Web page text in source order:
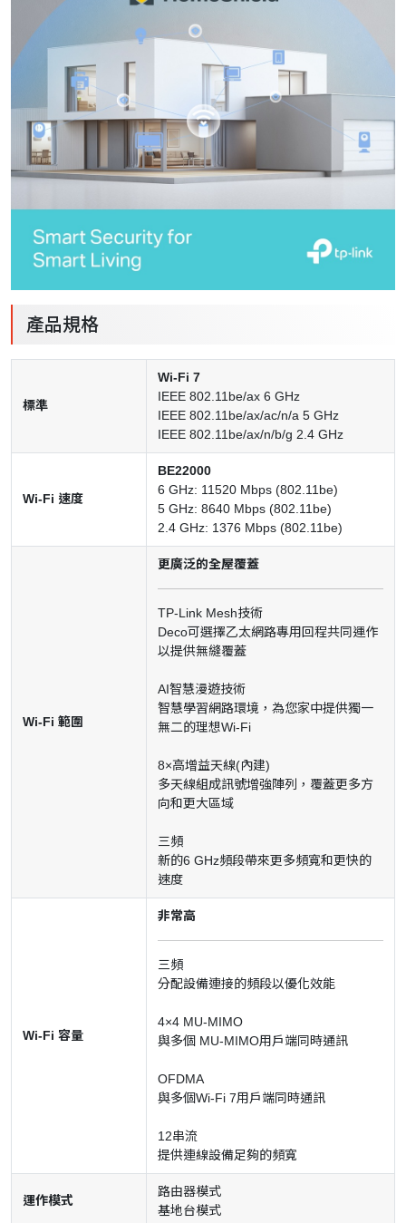
產品規格
標準
Wi-Fi 7
IEEE 802.11be/ax 6 GHz
IEEE 802.11be/ax/ac/n/a 5 GHz
IEEE 802.11be/ax/n/b/g 2.4 GHz
Wi-Fi 速度
BE22000
6 GHz: 11520 Mbps (802.11be)
5 GHz: 8640 Mbps (802.11be)
2.4 GHz: 1376 Mbps (802.11be)
Wi-Fi 範圍
更廣泛的全屋覆蓋
TP-Link Mesh技術
Deco可選擇乙太網路專用回程共同運作
以提供無縫覆蓋
AI智慧漫遊技術
智慧學習網路環境，為您家中提供獨一
無二的理想Wi-Fi
8×高增益天線(內建)
多天線組成訊號增強陣列，覆蓋更多方
向和更大區域
三頻
新的6 GHz頻段帶來更多頻寬和更快的
速度
Wi-Fi 容量
非常高
三頻
分配設備連接的頻段以優化效能
4×4 MU-MIMO
與多個 MU-MIMO用戶端同時通訊
OFDMA
與多個Wi-Fi 7用戶端同時通訊
12串流
提供連線設備足夠的頻寬
運作模式
路由器模式
基地台模式